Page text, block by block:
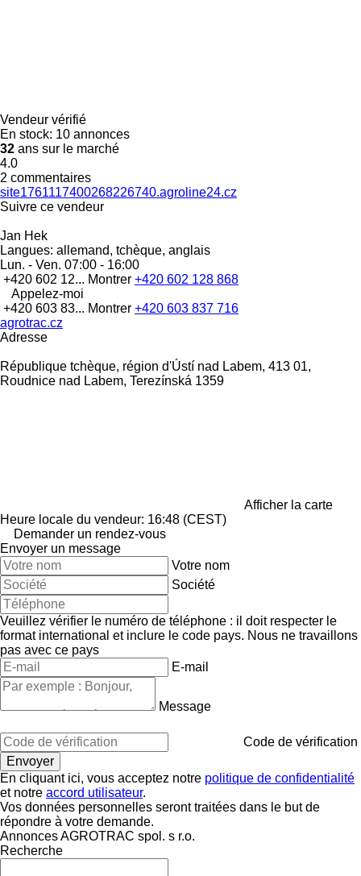
Vendeur vérifié
En stock: 10 annonces
32 ans sur le marché
4.0
2 commentaires
site1761117400268226740.agroline24.cz
Suivre ce vendeur
Jan Hek
Langues: allemand, tchèque, anglais
Lun. - Ven. 07:00 - 16:00
+420 602 12... Montrer +420 602 128 868
Appelez-moi
+420 603 83... Montrer +420 603 837 716
agrotrac.cz
Adresse
République tchèque, région d'Ústí nad Labem, 413 01,
Roudnice nad Labem, Terezínská 1359
Afficher la carte
Heure locale du vendeur: 16:48 (CEST)
Demander un rendez-vous
Envoyer un message
Votre nom
Société
Veuillez vérifier le numéro de téléphone : il doit respecter le
format international et inclure le code pays. Nous ne travaillons
pas avec ce pays
E-mail
Message
Code de vérification
En cliquant ici, vous acceptez notre politique de confidentialité
et notre accord utilisateur.
Vos données personnelles seront traitées dans le but de
répondre à votre demande.
Annonces AGROTRAC spol. s r.o.
Recherche